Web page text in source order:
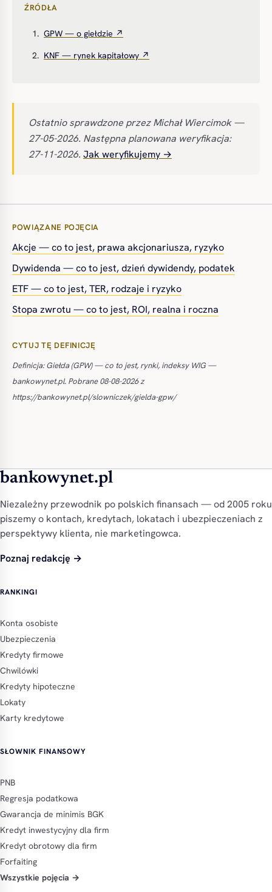
ŹRÓDŁA
GPW — o giełdzie ↗
KNF — rynek kapitałowy ↗
Ostatnio sprawdzone przez Michał Wiercimok —
27-05-2026. Następna planowana weryfikacja:
27-11-2026. Jak weryfikujemy →
POWIĄZANE POJĘCIA
Akcje — co to jest, prawa akcjonariusza, ryzyko
Dywidenda — co to jest, dzień dywidendy, podatek
ETF — co to jest, TER, rodzaje i ryzyko
Stopa zwrotu — co to jest, ROI, realna i roczna
CYTUJ TĘ DEFINICJĘ
Definicja: Giełda (GPW) — co to jest, rynki, indeksy WIG —
bankowynet.pl. Pobrane 08-08-2026 z
https://bankowynet.pl/slowniczek/gielda-gpw/
bankowynet.pl
Niezależny przewodnik po polskich finansach — od 2005 roku
piszemy o kontach, kredytach, lokatach i ubezpieczeniach z
perspektywy klienta, nie marketingowca.
Poznaj redakcję →
RANKINGI
Konta osobiste
Ubezpieczenia
Kredyty firmowe
Chwilówki
Kredyty hipoteczne
Lokaty
Karty kredytowe
SŁOWNIK FINANSOWY
PNB
Regresja podatkowa
Gwarancja de minimis BGK
Kredyt inwestycyjny dla firm
Kredyt obrotowy dla firm
Forfaiting
Wszystkie pojęcia →